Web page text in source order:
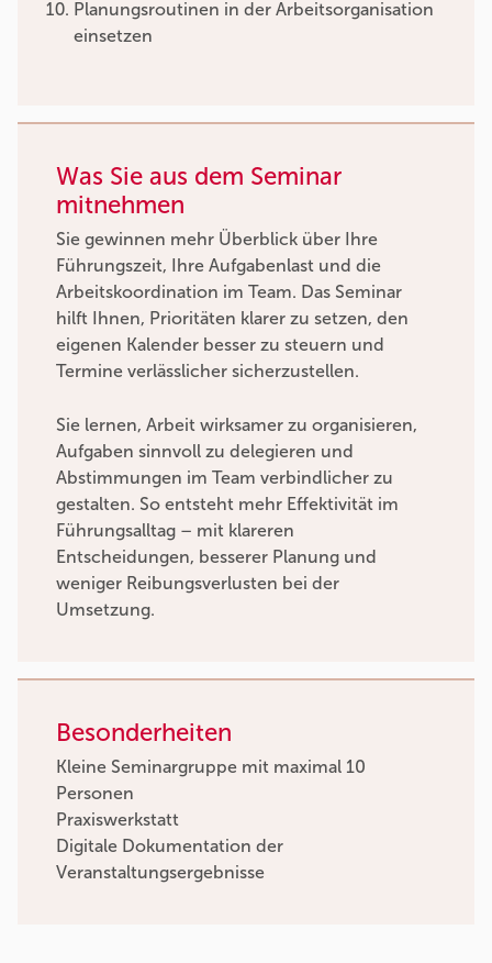
Planungsroutinen in der Arbeitsorganisation
einsetzen
Was Sie aus dem Seminar
mitnehmen
Sie gewinnen mehr Überblick über Ihre
Führungszeit, Ihre Aufgabenlast und die
Arbeitskoordination im Team. Das Seminar
hilft Ihnen, Prioritäten klarer zu setzen, den
eigenen Kalender besser zu steuern und
Termine verlässlicher sicherzustellen.
Sie lernen, Arbeit wirksamer zu organisieren,
Aufgaben sinnvoll zu delegieren und
Abstimmungen im Team verbindlicher zu
gestalten. So entsteht mehr Effektivität im
Führungsalltag – mit klareren
Entscheidungen, besserer Planung und
weniger Reibungsverlusten bei der
Umsetzung.
Besonderheiten
Kleine Seminargruppe mit maximal 10
Personen
Praxiswerkstatt
Digitale Dokumentation der
Veranstaltungsergebnisse